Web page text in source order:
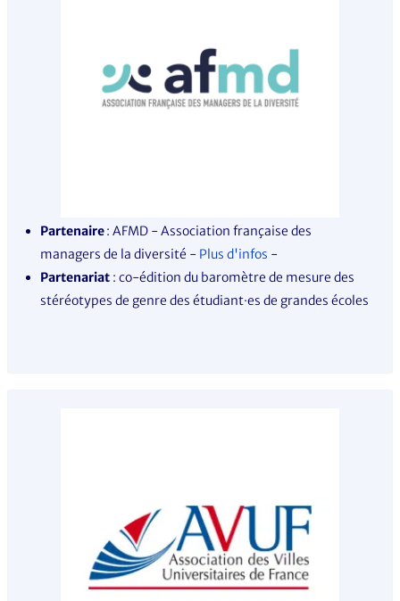
Partenaire: AFMD - Association française des
managers de la diversité - Plus d'infos -
Partenariat : co-édition du baromètre de mesure des
stéréotypes de genre des étudiant·es de grandes écoles